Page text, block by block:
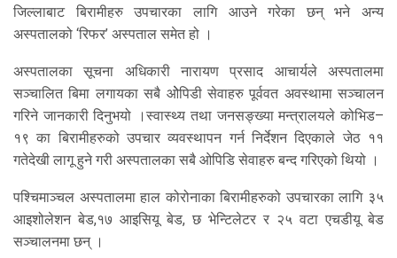
जिल्लाबाट बिरामीहरु उपचारका लागि आउने गरेका छन् भने अन्य
अस्पतालको ‘रिफर’ अस्पताल समेत हो ।
अस्पतालका सूचना अधिकारी नारायण प्रसाद आचार्यले अस्पतालमा
सञ्चालित बिमा लगायका सबै ओेपिडी सेवाहरु पूर्ववत अवस्थामा सञ्चालन
गरिने जानकारी दिनुभयो ।स्वास्थ्य तथा जनसङ्ख्या मन्त्रालयले कोभिड–
१९ का बिरामीहरुको उपचार व्यवस्थापन गर्न निर्देशन दिएकाले जेठ ११
गतेदेखी लागू हुने गरी अस्पतालका सबै ओपिडि सेवाहरु बन्द गरिएको थियो ।
पश्चिमाञ्चल अस्पतालमा हाल कोरोनाका बिरामीहरुको उपचारका लागि ३५
आइशोलेशन बेड,१७ आइसियू बेड, छ भेन्टिलेटर र २५ वटा एचडीयू बेड
सञ्चालनमा छन् ।